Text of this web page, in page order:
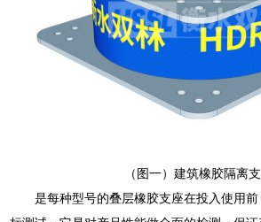
（图一）建筑橡胶隔离
是每种型号的叠层橡胶支座在投入使用